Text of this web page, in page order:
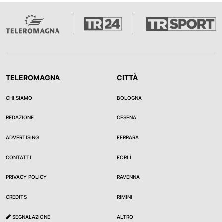
TELEROMAGNA
CHI SIAMO
REDAZIONE
ADVERTISING
CONTATTI
PRIVACY POLICY
CREDITS
SEGNALAZIONE
CITTÀ
BOLOGNA
CESENA
FERRARA
FORLÌ
RAVENNA
RIMINI
ALTRO